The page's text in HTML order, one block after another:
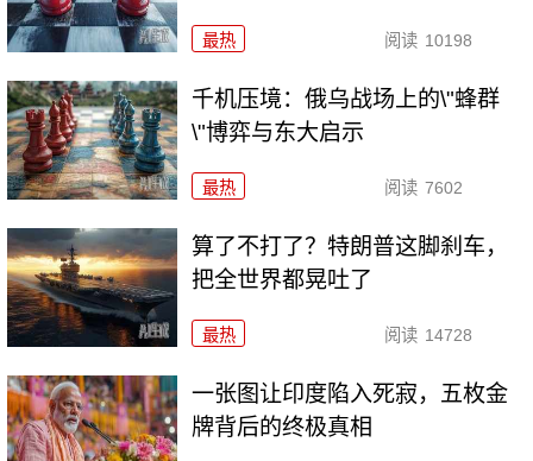
最热 阅读 10198
千机压境：俄乌战场上的\"蜂群
\"博弈与东大启示
最热 阅读 7602
算了不打了？特朗普这脚刹车，
把全世界都晃吐了
最热 阅读 14728
一张图让印度陷入死寂，五枚金
牌背后的终极真相